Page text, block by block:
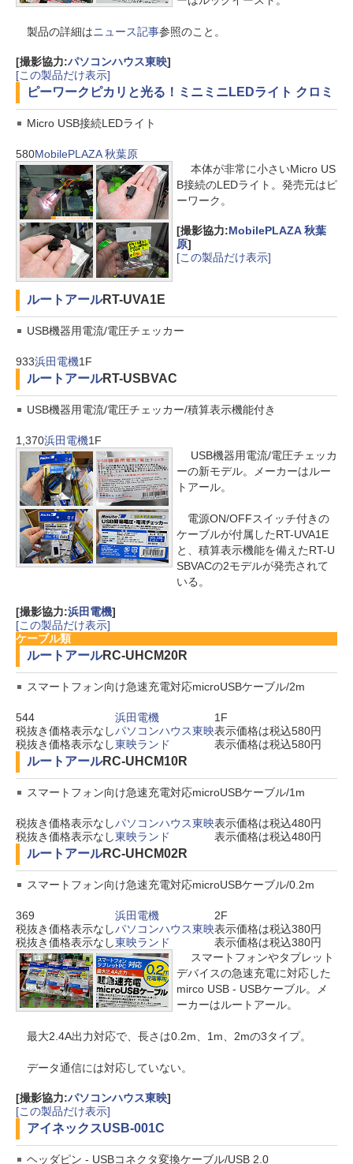
製品の詳細はニュース記事参照のこと。
[撮影協力:パソコンハウス東映]
[この製品だけ表示]
ピーワーク ピカリと光る！ミニミニLEDライト クロミ
Micro USB接続LEDライト
580MobilePLAZA 秋葉原
本体が非常に小さいMicro US
B接続のLEDライト。発売元はピ
ーワーク。
[撮影協力:MobilePLAZA 秋葉
原]
[この製品だけ表示]
ルートアールRT-UVA1E
USB機器用電流/電圧チェッカー
933浜田電機1F
ルートアールRT-USBVAC
USB機器用電流/電圧チェッカー/積算表示機能付き
1,370浜田電機1F
USB機器用電流/電圧チェッカ
ーの新モデル。メーカーはルー
トアール。
電源ON/OFFスイッチ付きの
ケーブルが付属したRT-UVA1E
と、積算表示機能を備えたRT-U
SBVACの2モデルが発売されて
いる。
[撮影協力:浜田電機]
[この製品だけ表示]
ケーブル類
ルートアールRC-UHCM20R
スマートフォン向け急速充電対応microUSBケーブル/2m
544 浜田電機
1F
税抜き価格表示なしパソコンハウス東映表示価格は税込580円
税抜き価格表示なし東映ランド 表示価格は税込580円
ルートアールRC-UHCM10R
スマートフォン向け急速充電対応microUSBケーブル/1m
税抜き価格表示なしパソコンハウス東映表示価格は税込480円
税抜き価格表示なし東映ランド 表示価格は税込480円
ルートアールRC-UHCM02R
スマートフォン向け急速充電対応microUSBケーブル/0.2m
369 浜田電機
2F
税抜き価格表示なしパソコンハウス東映表示価格は税込380円
税抜き価格表示なし東映ランド
表示価格は税込380円
スマートフォンやタブレット
デバイスの急速充電に対応した
mirco USB - USBケーブル。メ
ーカーはルートアール。
最大2.4A出力対応で、長さは0.2m、1m、2mの3タイプ。
データ通信には対応していない。
[撮影協力:パソコンハウス東映]
[この製品だけ表示]
アイネックスUSB-001C
ヘッダピン - USBコネクタ変換ケーブル/USB 2.0